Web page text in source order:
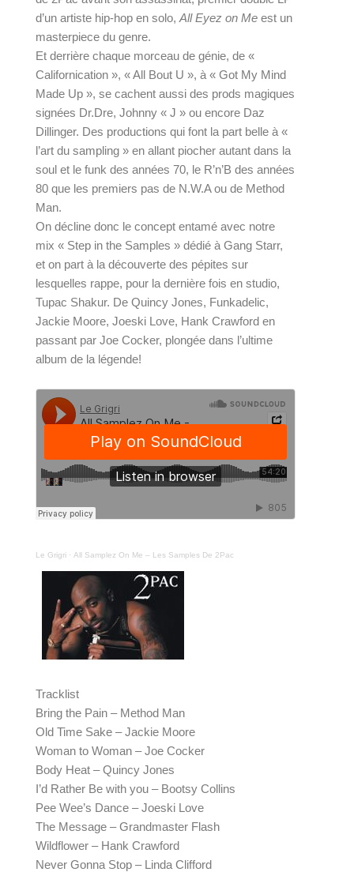
d’un artiste hip-hop en solo, All Eyez on Me est un
masterpiece du genre.
Et derrière chaque morceau de génie, de «
Californication », « All Bout U », à « Got My Mind
Made Up », se cachent aussi des prods magiques
signées Dr.Dre, Johnny « J » ou encore Daz
Dillinger. Des productions qui font la part belle à «
l’art du sampling » en allant piocher autant dans la
soul et le funk des années 70, le R’n’B des années
80 que les premiers pas de N.W.A ou de Method
Man.
On décline donc le concept entamé avec notre
mix « Step in the Samples » dédié à Gang Starr,
et on part à la découverte des pépites sur
lesquelles rappe, pour la dernière fois en studio,
Tupac Shakur. De Quincy Jones, Funkadelic,
Jackie Moore, Joeski Love, Hank Crawford en
passant par Joe Cocker, plongée dans l’ultime
album de la légende!
Le Grigri· All Samplez On Me – Les Samples De 2Pac
Tracklist
Bring the Pain – Method Man
Old Time Sake – Jackie Moore
Woman to Woman – Joe Cocker
Body Heat – Quincy Jones
I’d Rather Be with you – Bootsy Collins
Pee Wee’s Dance – Joeski Love
The Message – Grandmaster Flash
Wildflower – Hank Crawford
Never Gonna Stop – Linda Clifford